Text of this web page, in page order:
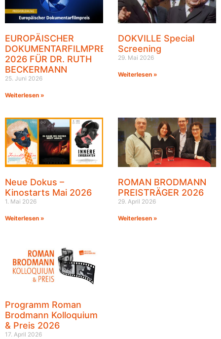
EUROPÄISCHER
DOKUMENTARFILMPREIS
2026 FÜR DR. RUTH
BECKERMANN
25. Juni 2026
Weiterlesen »
DOKVILLE Special
Screening
29. Mai 2026
Weiterlesen »
Neue Dokus –
Kinostarts Mai 2026
1. Mai 2026
Weiterlesen »
ROMAN BRODMANN
PREISTRÄGER 2026
29. April 2026
Weiterlesen »
Programm Roman
Brodmann Kolloquium
& Preis 2026
17. April 2026